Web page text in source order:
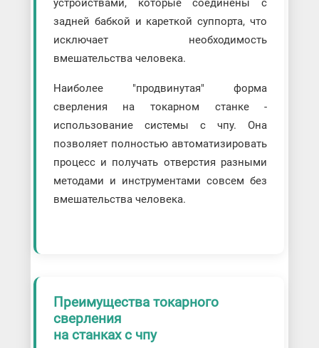
устройствами, которые соединены с
задней бабкой и кареткой суппорта, что
исключает необходимость
вмешательства человека.
Наиболее "продвинутая" форма
сверления на токарном станке -
использование системы с чпу. Она
позволяет полностью автоматизировать
процесс и получать отверстия разными
методами и инструментами совсем без
вмешательства человека.
Преимущества токарного
сверления
на станках с чпу